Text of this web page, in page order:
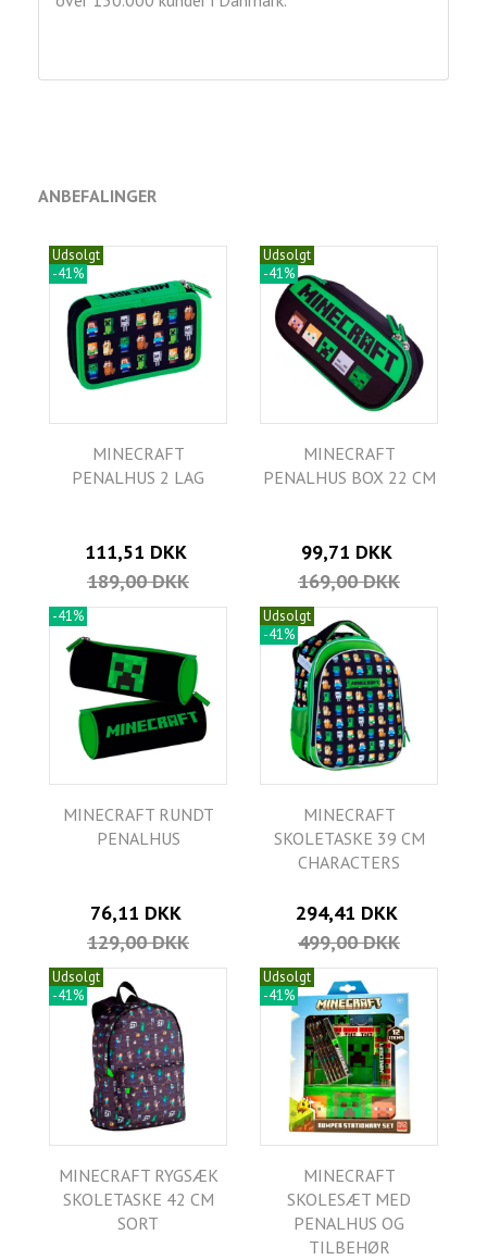
ANBEFALINGER
Udsolgt
-41%
MINECRAFT
PENALHUS 2 LAG
111,51 DKK
189,00 DKK
Udsolgt
-41%
MINECRAFT
PENALHUS BOX 22 CM
99,71 DKK
169,00 DKK
-41%
MINECRAFT RUNDT
PENALHUS
76,11 DKK
129,00 DKK
Udsolgt
-41%
MINECRAFT
SKOLETASKE 39 CM
CHARACTERS
294,41 DKK
499,00 DKK
Udsolgt
-41%
MINECRAFT RYGSÆK
SKOLETASKE 42 CM
SORT
Udsolgt
-41%
MINECRAFT
SKOLESÆT MED
PENALHUS OG
TILBEHØR